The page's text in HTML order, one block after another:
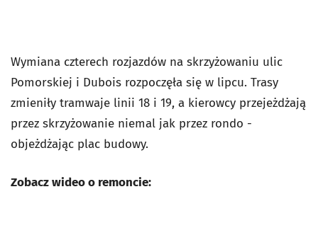
Wymiana czterech rozjazdów na skrzyżowaniu ulic
Pomorskiej i Dubois rozpoczęła się w lipcu. Trasy
zmieniły tramwaje linii 18 i 19, a kierowcy przejeżdżają
przez skrzyżowanie niemal jak przez rondo -
objeżdżając plac budowy.
Zobacz wideo o remoncie: